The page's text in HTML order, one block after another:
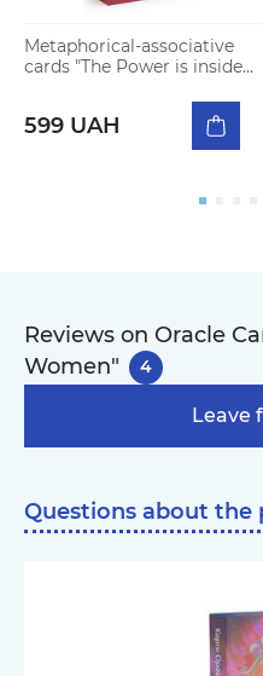
Metaphorical-associative
cards "The Power is inside
599 UAH
Reviews on Oracle
Women"
4
Leave
Questions about the